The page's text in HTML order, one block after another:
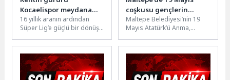
Kocaelispor meydana
iniyor
16 yıllık aranın ardından
Süper Lig’e güçlü bir dönüş
sergilediği başarılı...
coşkusu gençlerin
performansıyla sahneye
taşındı
Maltepe Belediyesi’nin 19
Mayıs Atatürk’ü Anma,
kapsamında düzenlediği
etkinlikte gençler,
sahneledikleri...